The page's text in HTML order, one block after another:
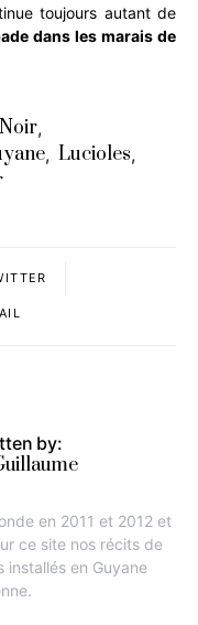
toujours autant de
dans les marais de
,
, Lucioles,
by:
en 2011 et 2012 et
ce site nos récits de
installés en Guyane